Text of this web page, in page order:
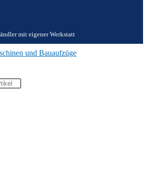
mit eigener Werkstatt